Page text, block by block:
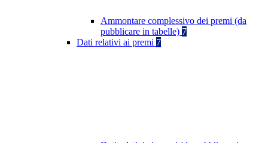
Ammontare complessivo dei premi (da
pubblicare in tabelle) 7
Dati relativi ai premi 7